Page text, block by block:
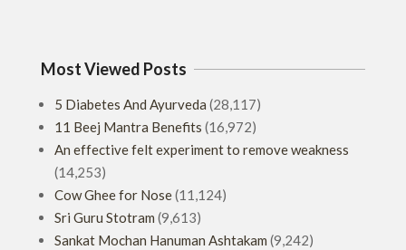
Most Viewed Posts
5 Diabetes And Ayurveda (28,117)
11 Beej Mantra Benefits (16,972)
An effective felt experiment to remove weakness
(14,253)
Cow Ghee for Nose(11,124)
Sri Guru Stotram (9,613)
Sankat Mochan Hanuman Ashtakam (9,242)